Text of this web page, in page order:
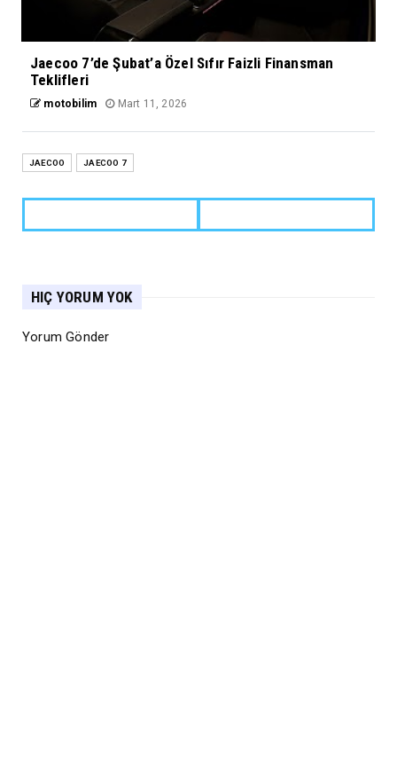
Jaecoo 7’de Şubat’a Özel Sıfır Faizli Finansman
Teklifleri
motobilim Mart 11, 2026
JAECOO JAECOO 7
HIÇ YORUM YOK
Yorum Gönder